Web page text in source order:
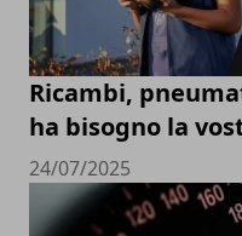
Ricambi,
ha bisogno la
24/07/2025